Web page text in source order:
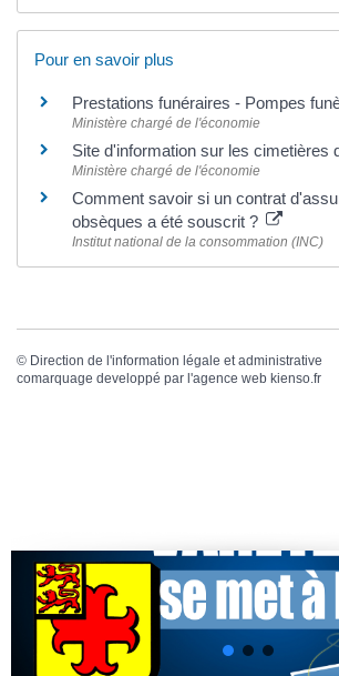
Pour en savoir plus
Prestations funéraires - Pompes
Ministère chargé de l'économie
Site d'information sur les cimetières
Ministère chargé de l'économie
Comment savoir si un contrat
obsèques a été souscrit ?
Institut national de la consommation (INC)
© Direction de l'information légale et administrative
comarquage developpé par l'agence web kienso.fr